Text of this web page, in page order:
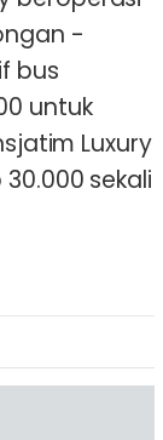
-
bus
untuk
Luxury
sekali